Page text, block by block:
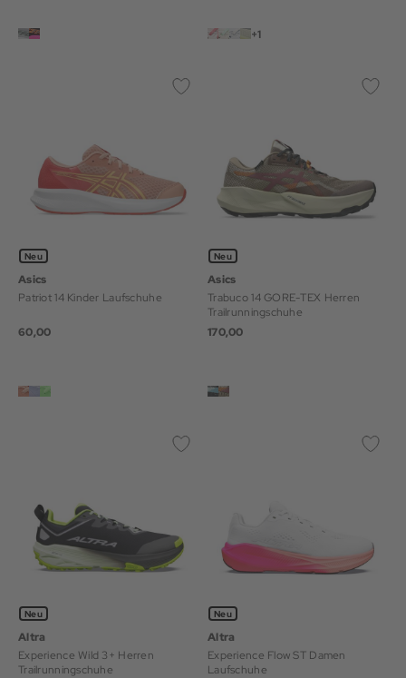
+1
Neu
Asics
Patriot 14 Kinder Laufschuhe
60,00
Neu
Asics
Trabuco 14 GORE-TEX Herren
Trailrunningschuhe
170,00
Neu
Altra
Experience Wild 3+ Herren
Trailrunningschuhe
Neu
Altra
Experience Flow ST Damen
Laufschuhe